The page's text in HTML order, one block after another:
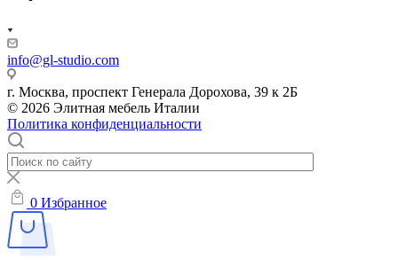
info@gl-studio.com
г. Москва, проспект Генерала Дорохова, 39 к 2Б
© 2026 Элитнaя мeбeль Итaлии
Политика конфиденциальности
0 Избранное